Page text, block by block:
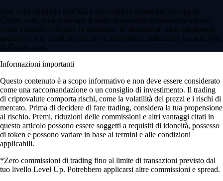
Una volta venduti i tuoi Xai e convertiti in valuta fiat nell'app di
Crypto.com, puoi prelevare il saldo disponibile direttamente sul tuo
conto bancario collegato in sicurezza. In alternativa, puoi scegliere di
spendere i tuoi fondi in euro, dove supportato, utilizzando la carta Visa
di Crypto.com.
Informazioni importanti
Questo contenuto è a scopo informativo e non deve essere considerato
come una raccomandazione o un consiglio di investimento. Il trading
di criptovalute comporta rischi, come la volatilità dei prezzi e i rischi di
mercato. Prima di decidere di fare trading, considera la tua propensione
al rischio. Premi, riduzioni delle commissioni e altri vantaggi citati in
questo articolo possono essere soggetti a requisiti di idoneità, possesso
di token e possono variare in base ai termini e alle condizioni
applicabili.
*Zero commissioni di trading fino al limite di transazioni previsto dal
tuo livello Level Up. Potrebbero applicarsi altre commissioni e spread.